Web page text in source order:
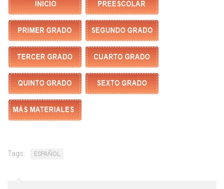
Tags: ESPAÑOL